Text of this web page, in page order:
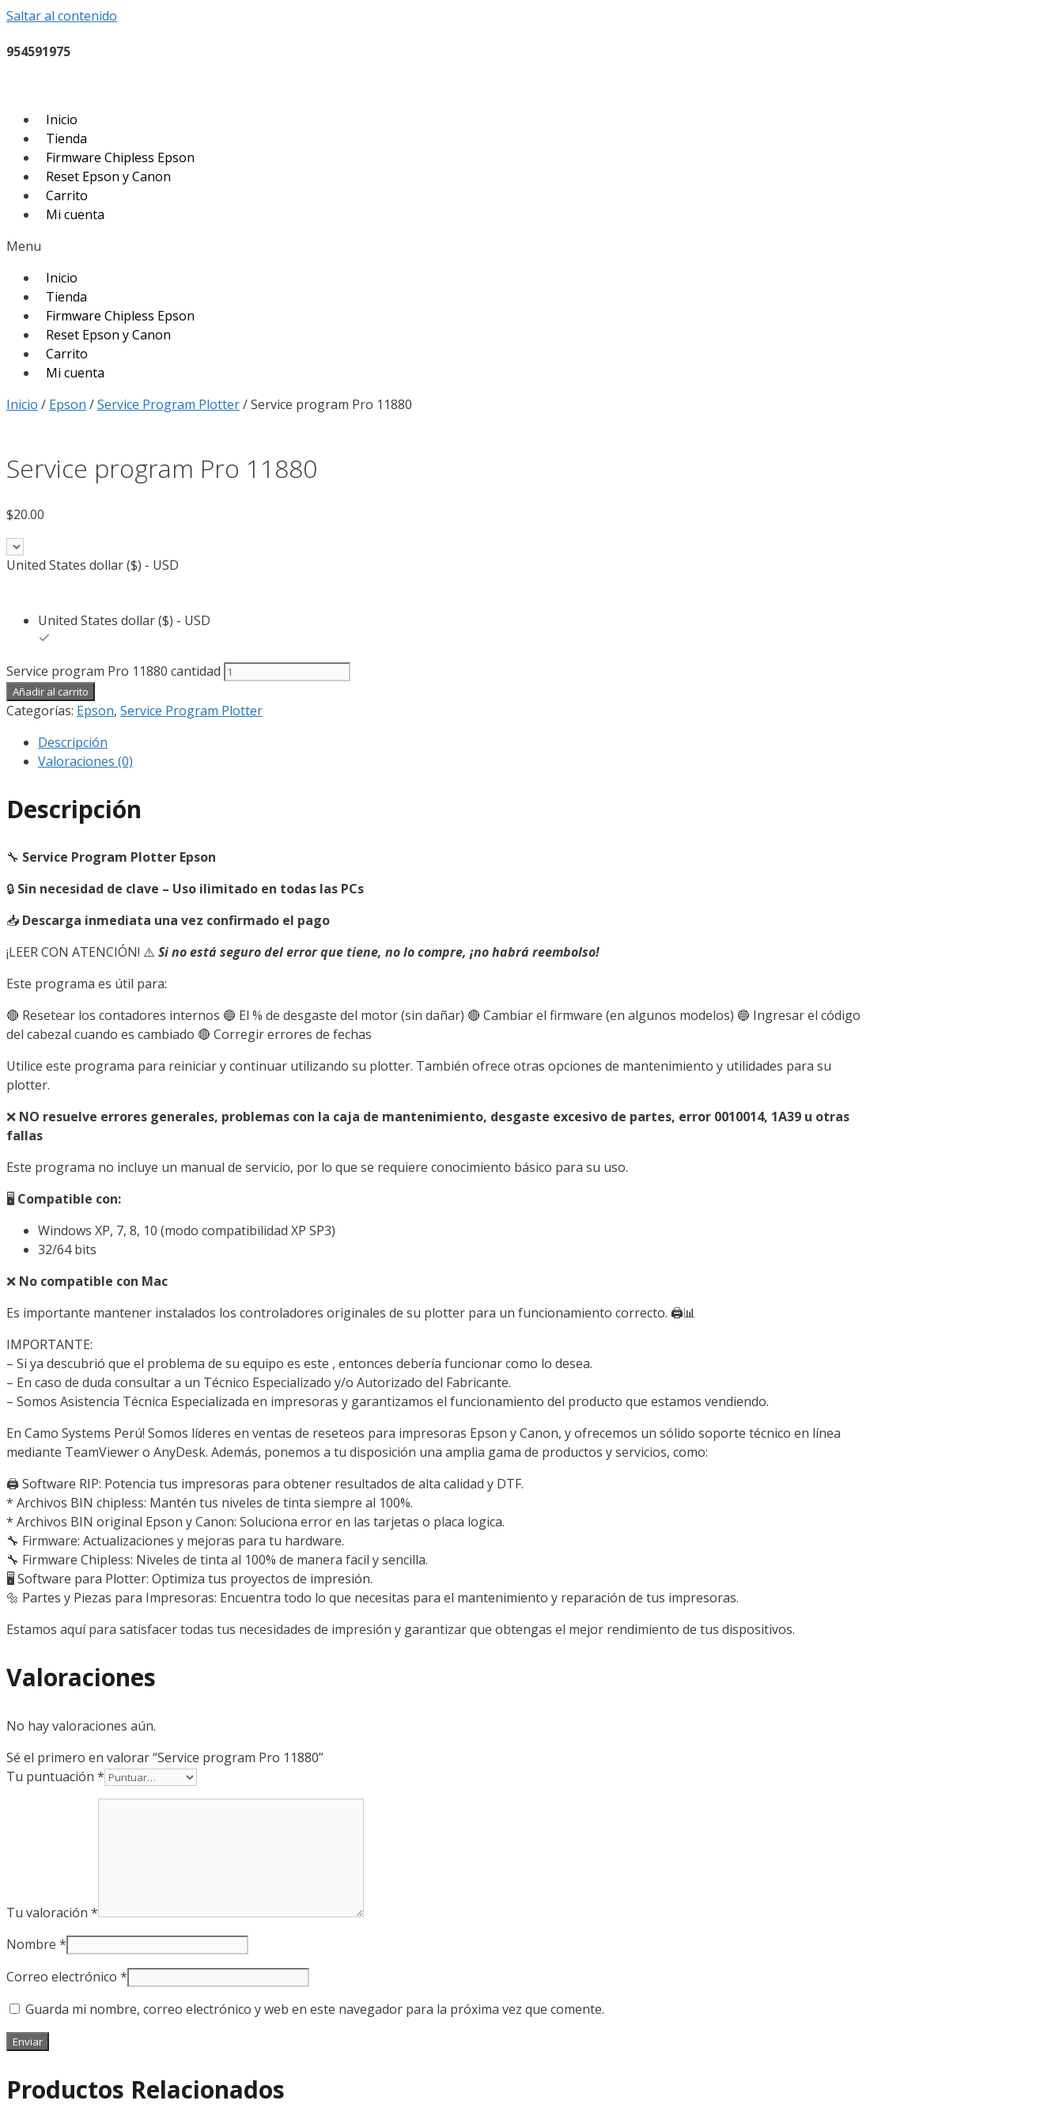
Saltar al contenido
954591975
Inicio
Tienda
Firmware Chipless Epson
Reset Epson y Canon
Carrito
Mi cuenta
Menu
Inicio
Tienda
Firmware Chipless Epson
Reset Epson y Canon
Carrito
Mi cuenta
Inicio / Epson /Service Program Plotter/ Service program Pro 11880
Service program Pro 11880
$20.00
United States dollar ($) - USD
United States dollar ($) - USD
Service program Pro 11880 cantidad
Añadir al carrito
Categorías: Epson, Service Program Plotter
Descripción
Valoraciones (0)
Descripción
🔧 Service Program Plotter Epson
🔒 Sin necesidad de clave – Uso ilimitado en todas las PCs
📥 Descarga inmediata una vez confirmado el pago
¡LEER CON ATENCIÓN! ⚠️ Si no está seguro del error que tiene, no lo compre, ¡no habrá reembolso!
Este programa es útil para:
🔴 Resetear los contadores internos 🔵 El % de desgaste del motor (sin dañar) 🔴 Cambiar el firmware (en algunos modelos) 🔵 Ingresar el código
del cabezal cuando es cambiado 🔴 Corregir errores de fechas
Utilice este programa para reiniciar y continuar utilizando su plotter. También ofrece otras opciones de mantenimiento y utilidades para su
plotter.
❌ NO resuelve errores generales, problemas con la caja de mantenimiento, desgaste excesivo de partes, error 0010014, 1A39 u otras
fallas
Este programa no incluye un manual de servicio, por lo que se requiere conocimiento básico para su uso.
🖥️ Compatible con:
Windows XP, 7, 8, 10 (modo compatibilidad XP SP3)
32/64 bits
❌ No compatible con Mac
Es importante mantener instalados los controladores originales de su plotter para un funcionamiento correcto. 🖨️📊
IMPORTANTE:
– Si ya descubrió que el problema de su equipo es este , entonces debería funcionar como lo desea.
– En caso de duda consultar a un Técnico Especializado y/o Autorizado del Fabricante.
– Somos Asistencia Técnica Especializada en impresoras y garantizamos el funcionamiento del producto que estamos vendiendo.
En Camo Systems Perú! Somos líderes en ventas de reseteos para impresoras Epson y Canon, y ofrecemos un sólido soporte técnico en línea
mediante TeamViewer o AnyDesk. Además, ponemos a tu disposición una amplia gama de productos y servicios, como:
🖨️ Software RIP: Potencia tus impresoras para obtener resultados de alta calidad y DTF.
* Archivos BIN chipless: Mantén tus niveles de tinta siempre al 100%.
* Archivos BIN original Epson y Canon: Soluciona error en las tarjetas o placa logica.
🔧 Firmware: Actualizaciones y mejoras para tu hardware.
🔧 Firmware Chipless: Niveles de tinta al 100% de manera facil y sencilla.
🖥️ Software para Plotter: Optimiza tus proyectos de impresión.
🔩 Partes y Piezas para Impresoras: Encuentra todo lo que necesitas para el mantenimiento y reparación de tus impresoras.
Estamos aquí para satisfacer todas tus necesidades de impresión y garantizar que obtengas el mejor rendimiento de tus dispositivos.
Valoraciones
No hay valoraciones aún.
Sé el primero en valorar “Service program Pro 11880”
Tu puntuación *
Tu valoración *
Nombre *
Correo electrónico *
Guarda mi nombre, correo electrónico y web en este navegador para la próxima vez que comente.
Productos Relacionados